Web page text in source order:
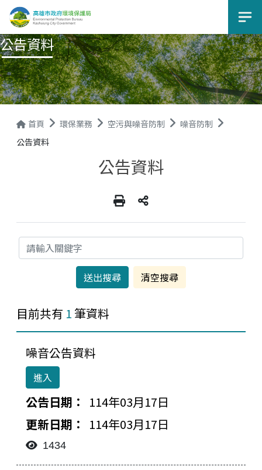
選
公告資料
首頁 環保業務 空污與噪音防制
噪音防制
公告資料
公告資料
關鍵字
目前共有 1 筆資料
檔案下載-列表
噪音公告資料
進入
114年03月17日
114年03月17日
1434